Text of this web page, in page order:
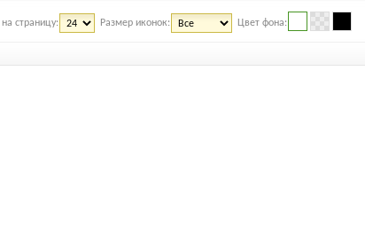
страницу: Размер иконок: Цвет фона: